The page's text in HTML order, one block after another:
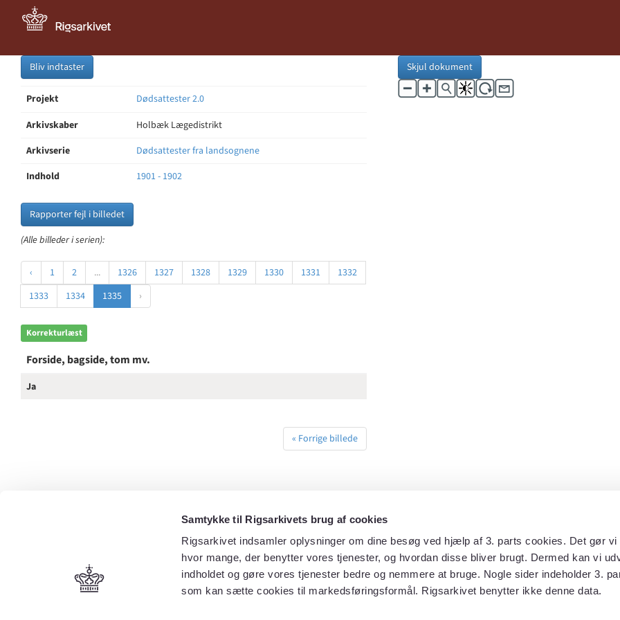
Samtykke til Rigsarkivets brug af cookies
Rigsarkivet indsamler oplysninger om dine besøg ved hjælp af 3. parts cookies. Det gør vi
hvor mange, der benytter vores tjenester, og hvordan disse bliver brugt. Dermed kan vi
indholdet og gøre vores tjenester bedre og nemmere at bruge. Nogle sider indeholder 3.
som kan sætte cookies til markedsføringsformål. Rigsarkivet benytter ikke denne data.
Bliv indtaster
Projekt
Dødsattester 2.0
Arkivskaber
Holbæk Lægedistrikt
Arkivserie
Dødsattester fra landsognene
Indhold
1901 - 1902
Rapporter fejl i billedet
(Alle billeder i serien):
‹ 1 2 ... 1326 1327 1328 1329 1330 1331
1332
1333
1334 1335 ›
Korrekturlæst
Forside, bagside, tom mv.
Ja
« Forrige billede
Skjul dokument